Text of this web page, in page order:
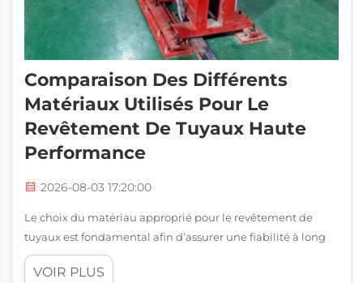
Comparaison Des Différents
Matériaux Utilisés Pour Le
Revêtement De Tuyaux Haute
Performance
2026-08-03 17:20:00
Le choix du matériau approprié pour le revêtement de
tuyaux est fondamental afin d’assurer une fiabilité à long
terme et une rentabilité dans des environnements
industriels exigeants. Le revêtement de tuyaux constitue
VOIR PLUS